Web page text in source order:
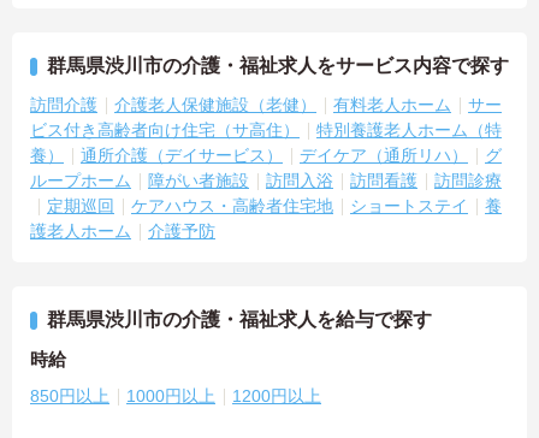
群馬県渋川市の介護・福祉求人をサービス内容で探す
訪問介護 介護老人保健施設（老健） 有料老人ホーム
サー
ビス付き高齢者向け住宅（サ高住）
特別養護老人ホーム（特
養）
通所介護（デイサービス） デイケア（通所リハ）
グ
ループホーム
障がい者施設 訪問入浴 訪問看護
訪問診療
定期巡回
ケアハウス・高齢者住宅地 ショートステイ
養
護老人ホーム
介護予防
群馬県渋川市の介護・福祉求人を給与で探す
時給
850円以上 1000円以上 1200円以上